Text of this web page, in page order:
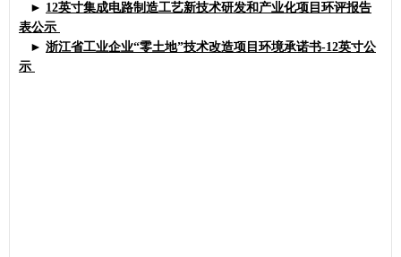
► 12英寸集成电路制造工艺新技术研发和产业化项目环评报告
表公示
► 浙江省工业企业“零土地”技术改造项目环境承诺书-12英寸公
示